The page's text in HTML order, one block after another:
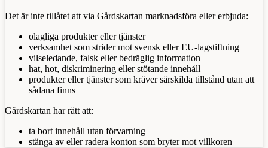
Det är inte tillåtet att via Gårdskartan marknadsföra eller erbjuda:
olagliga produkter eller tjänster
verksamhet som strider mot svensk eller EU-lagstiftning
vilseledande, falsk eller bedräglig information
hat, hot, diskriminering eller stötande innehåll
produkter eller tjänster som kräver särskilda tillstånd utan att
sådana finns
Gårdskartan har rätt att:
ta bort innehåll utan förvarning
stänga av eller radera konton som bryter mot villkoren